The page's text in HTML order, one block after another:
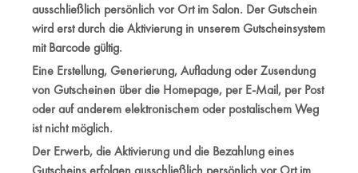
ausschließlich persönlich vor Ort im Salon. Der Gutschein
wird erst durch die Aktivierung in unserem Gutscheinsystem
mit Barcode gültig.
Eine Erstellung, Generierung, Aufladung oder Zusendung
von Gutscheinen über die Homepage, per E-Mail, per Post
oder auf anderem elektronischem oder postalischem Weg
ist nicht möglich.
Der Erwerb, die Aktivierung und die Bezahlung eines